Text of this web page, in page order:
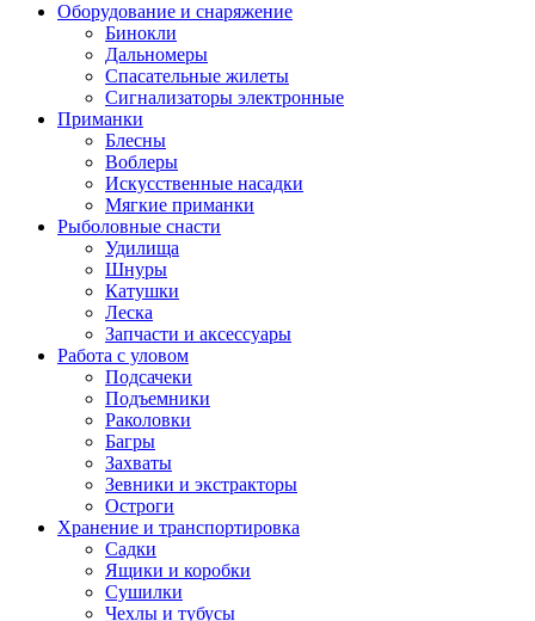
Оборудование и снаряжение
Бинокли
Дальномеры
Спасательные жилеты
Сигнализаторы электронные
Приманки
Блесны
Воблеры
Искусственные насадки
Мягкие приманки
Рыболовные снасти
Удилища
Шнуры
Катушки
Леска
Запчасти и аксессуары
Работа с уловом
Подсачеки
Подъемники
Раколовки
Багры
Захваты
Зевники и экстракторы
Остроги
Хранение и транспортировка
Садки
Ящики и коробки
Сушилки
Чехлы и тубусы